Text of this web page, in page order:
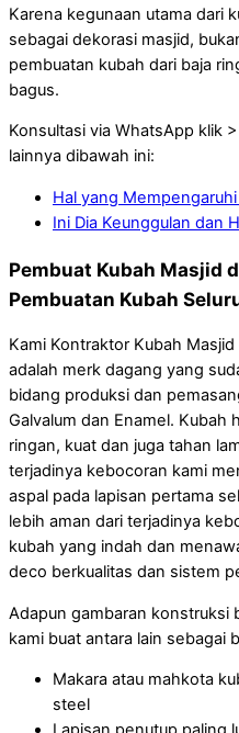
Karena kegunaan utama dari
sebagai dekorasi masjid,
pembuatan kubah dari baja
bagus.
Konsultasi via WhatsApp klik >
lainnya dibawah ini:
Hal yang
Ini Dia Keunggulan dan
Pembuat Kubah Masjid
Pembuatan Kubah
Kami Kontraktor Kubah
adalah merk dagang yang
bidang produksi dan
Galvalum dan Enamel. Kubah
ringan, kuat dan juga tahan
terjadinya kebocoran kami
aspal pada lapisan pertama
lebih aman dari terjadinya
kubah yang indah dan
deco berkualitas dan sistem
Adapun gambaran konstruksi
kami buat antara lain sebagai
Makara atau mahkota
steel